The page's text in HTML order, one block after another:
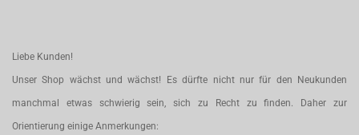
Liebe Kunden!
Unser Shop wächst und wächst! Es dürfte nicht nur für den Neukunden
manchmal etwas schwierig sein, sich zu Recht zu finden. Daher zur
Orientierung einige Anmerkungen: